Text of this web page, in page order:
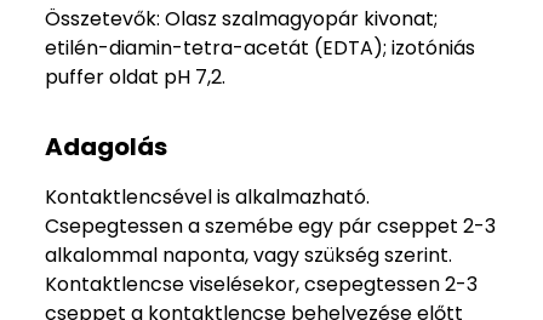
Összetevők: Olasz szalmagyopár kivonat;
etilén-diamin-tetra-acetát (EDTA); izotóniás
puffer oldat pH 7,2.
Adagolás
Kontaktlencsével is alkalmazható.
Csepegtessen a szemébe egy pár cseppet 2-3
alkalommal naponta, vagy szükség szerint.
Kontaktlencse viselésekor, csepegtessen 2-3
cseppet a kontaktlencse behelyezése előtt